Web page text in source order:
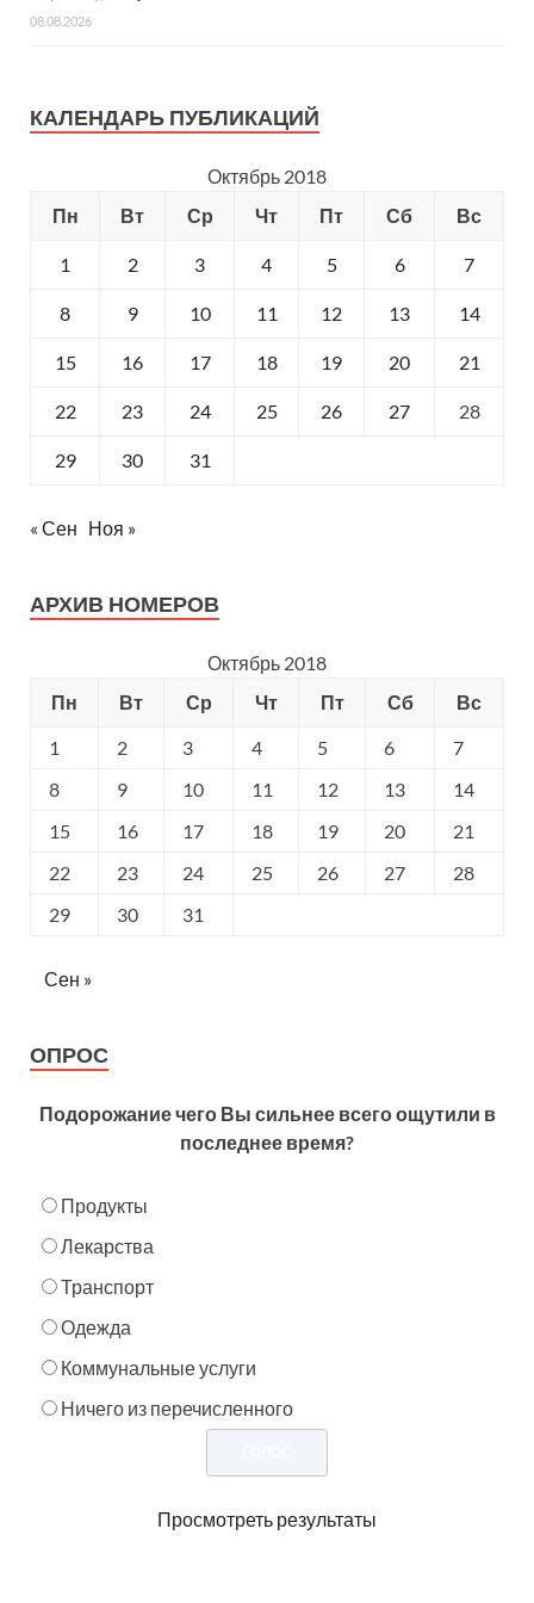
08.08.2026
КАЛЕНДАРЬ ПУБЛИКАЦИЙ
Октябрь 2018
Пн
Вт Ср Чт Пт Сб Вс
1 2 3 4 5 6 7
8 9 10 11 12 13 14
15 16 17 18 19 20 21
22 23 24 25 26 27 28
29 30 31
« Сен Ноя »
АРХИВ НОМЕРОВ
Октябрь 2018
Пн
Вт Ср Чт Пт Сб
Вс
1
2 3 4 5 6
7
8
9 10 11 12 13
14
15
16 17 18 19 20
21
22
23 24 25 26 27
28
29
30 31
Сен »
ОПРОС
Подорожание чего Вы сильнее всего ощутили в
последнее время?
Продукты
Лекарства
Транспорт
Одежда
Коммунальные услуги
Ничего из перечисленного
Просмотреть результаты